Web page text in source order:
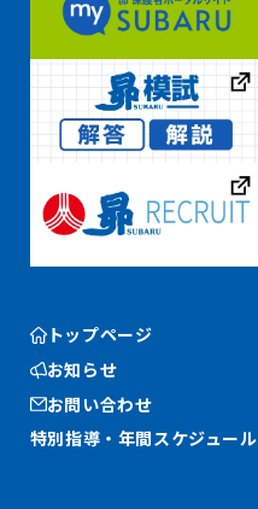
トップページ
お知らせ
お問い合わせ
特別指導・ 年間スケジュール